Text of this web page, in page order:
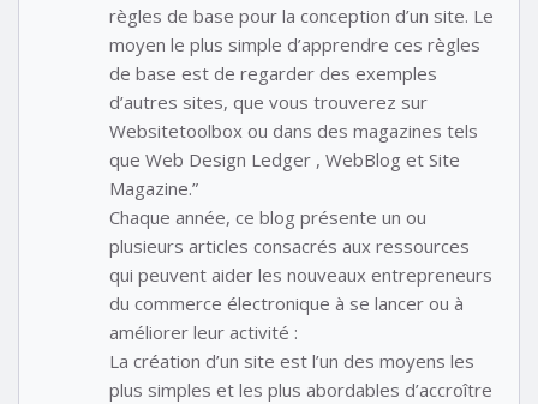
règles de base pour la conception d’un site. Le
moyen le plus simple d’apprendre ces règles
de base est de regarder des exemples
d’autres sites, que vous trouverez sur
Websitetoolbox ou dans des magazines tels
que Web Design Ledger , WebBlog et Site
Magazine.”
Chaque année, ce blog présente un ou
plusieurs articles consacrés aux ressources
qui peuvent aider les nouveaux entrepreneurs
du commerce électronique à se lancer ou à
améliorer leur activité :
La création d’un site est l’un des moyens les
plus simples et les plus abordables d’accroître